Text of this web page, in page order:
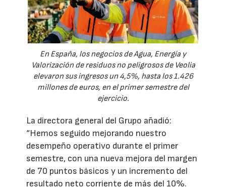
En España, los negocios de Agua, Energía y
Valorización de residuos no peligrosos de Veolia
elevaron sus ingresos un 4,5%, hasta los 1.426
millones de euros, en el primer semestre del
ejercicio.
La directora general del Grupo añadió:
“Hemos seguido mejorando nuestro
desempeño operativo durante el primer
semestre, con una nueva mejora del margen
de 70 puntos básicos y un incremento del
resultado neto corriente de más del 10%.